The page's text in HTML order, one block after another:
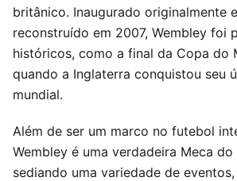
britânico. Inaugurado originalmente
reconstruído em 2007, Wembley foi
históricos, como a final da Copa do
quando a Inglaterra conquistou seu
mundial.
Além de ser um marco no futebol
Wembley é uma verdadeira Meca
sediando uma variedade de